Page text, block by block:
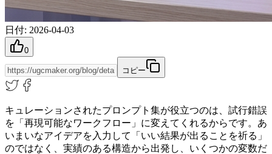
日付: 2026-04-03
0
コピー
キュレーションされたプロンプト集が役立つのは、試行錯誤
を「再現可能なワークフロー」に変えてくれるからです。あ
いまいなアイデアを入力して「いい結果が出ることを祈る」
のではなく、実績のある構造から出発し、いくつかの変数だ